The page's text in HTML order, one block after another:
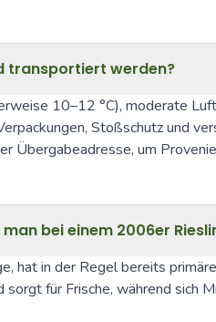
transportiert werden?
10–12 °C), moderate
Stoßschutz und
um
bei einem 2006er
hat in der Regel bereits
für Frische, während sich